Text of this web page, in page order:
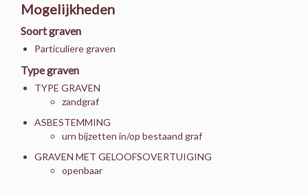
Mogelijkheden
Soort graven
Particuliere graven
Type graven
TYPE GRAVEN
zandgraf
ASBESTEMMING
urn bijzetten in/op bestaand graf
GRAVEN MET GELOOFSOVERTUIGING
openbaar